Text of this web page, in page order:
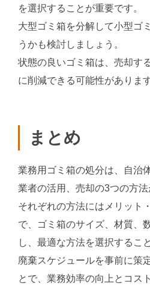
を選択することが重要です。
大型ゴミ箱を分解して小型ゴ
うかも検討しましょう。
状態の良いゴミ箱は、売却す
に削減できる可能性があります
まとめ
業務用ゴミ箱の処分は、自治
業者の活用、売却の3つの方法
それぞれの方法にはメリット
で、ゴミ箱のサイズ、材質、
し、最適な方法を選択するこ
廃棄スケジュールを事前に策
とで、業務効率の向上とコス